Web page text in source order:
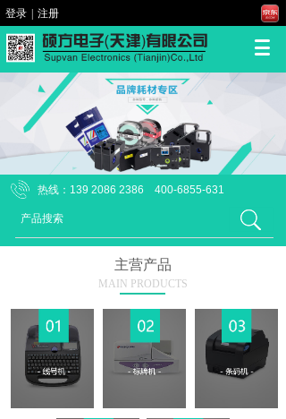
登录 注册
热线：139 2086 2386 400-6855-631
主营产品
MAIN PRODUCTS